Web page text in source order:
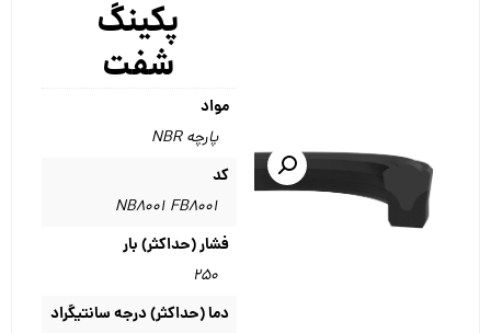
پکینگ
شفت
مواد
پارچه NBR
کد
NB8001 FB8001
فشار (حداکثر) بار
۲۵۰
دما (حداکثر) درجه سانتیگراد